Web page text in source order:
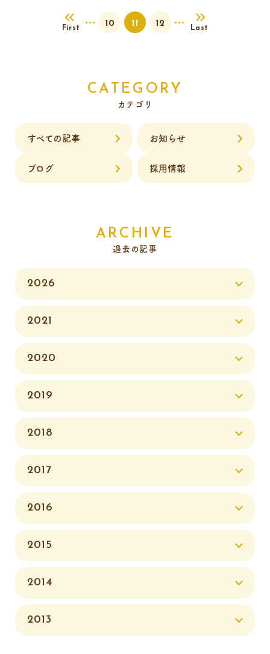
First
10 11 12
Last
CATEGORY
カテゴリ
すべての記事 お知らせ
ブログ 採用情報
ARCHIVE
過去の記事
2026
2021
2020
2019
2018
2017
2016
2015
2014
2013